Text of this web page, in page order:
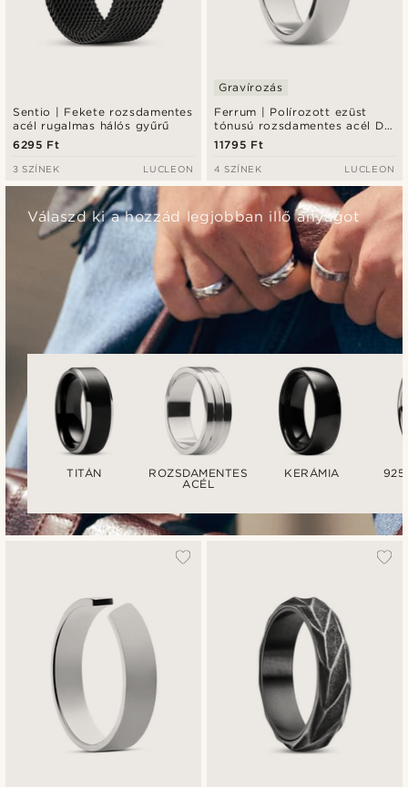
Sentio | Fekete rozsdamentes
acél rugalmas hálós gyűrű
6295 Ft
3 SZÍNEK LUCLEON
Ferrum | Polírozott ezüst
tónusú rozsdamentes acél D-
alakú gyűrű - 6 mm
Gravírozás
11795 Ft
4 SZÍNEK LUCLEON
Válaszd ki a hozzád legjobban illő anyagot
TITÁN
ROZSDAMENTES
ACÉL
KERÁMIA
925